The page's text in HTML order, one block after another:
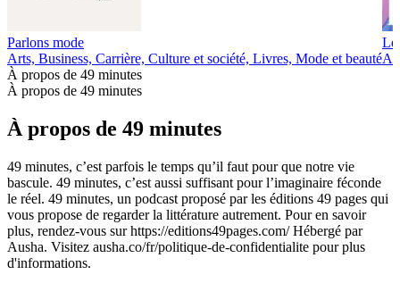
Parlons mode
Arts, Business, Carrière, Culture et société, Livres, Mode et beauté
À propos de 49 minutes
À propos de 49 minutes
À propos de 49 minutes
49 minutes, c’est parfois le temps qu’il faut pour que notre vie
bascule. 49 minutes, c’est aussi suffisant pour l’imaginaire féconde
le réel. 49 minutes, un podcast proposé par les éditions 49 pages qui
vous propose de regarder la littérature autrement. Pour en savoir
plus, rendez-vous sur https://editions49pages.com/ Hébergé par
Ausha. Visitez ausha.co/fr/politique-de-confidentialite pour plus
d'informations.